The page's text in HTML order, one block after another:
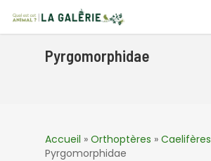
main
Pyrgomorphidae
Accueil » Orthoptères » Caelifères
Pyrgomorphidae